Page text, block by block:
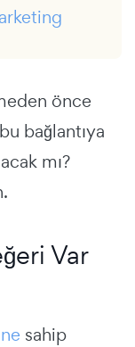
önce
bağlantıya
mı?
Var
sahip